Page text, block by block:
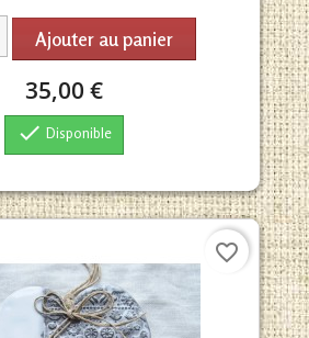
Ajouter au panier
35,00 €
 Disponible
favorite_border